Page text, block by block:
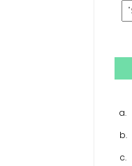
a.
b.
c.